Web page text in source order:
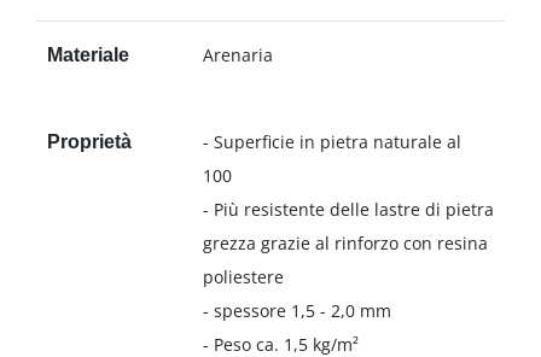
Materiale Arenaria
Proprietà
- Superficie in pietra naturale al
100
- Più resistente delle lastre di pietra
grezza grazie al rinforzo con resina
poliestere
- spessore 1,5 - 2,0 mm
- Peso ca. 1,5 kg/m²